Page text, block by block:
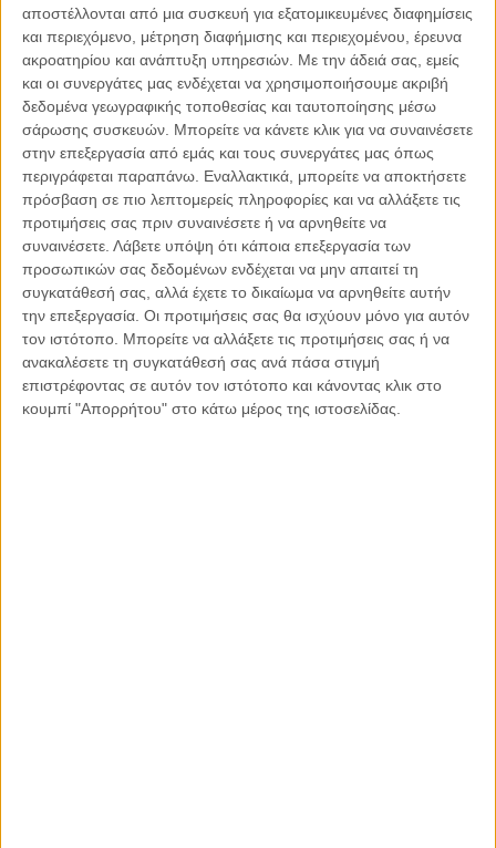
αποστέλλονται από μια συσκευή για εξατομικευμένες διαφημίσεις
και περιεχόμενο, μέτρηση διαφήμισης και περιεχομένου, έρευνα
ακροατηρίου και ανάπτυξη υπηρεσιών. Με την άδειά σας, εμείς
και οι συνεργάτες μας ενδέχεται να χρησιμοποιήσουμε ακριβή
δεδομένα γεωγραφικής τοποθεσίας και ταυτοποίησης μέσω
σάρωσης συσκευών. Μπορείτε να κάνετε κλικ για να συναινέσετε
στην επεξεργασία από εμάς και τους συνεργάτες μας όπως
περιγράφεται παραπάνω. Εναλλακτικά, μπορείτε να αποκτήσετε
πρόσβαση σε πιο λεπτομερείς πληροφορίες και να αλλάξετε τις
προτιμήσεις σας πριν συναινέσετε ή να αρνηθείτε να
συναινέσετε. Λάβετε υπόψη ότι κάποια επεξεργασία των
προσωπικών σας δεδομένων ενδέχεται να μην απαιτεί τη
συγκατάθεσή σας, αλλά έχετε το δικαίωμα να αρνηθείτε αυτήν
την επεξεργασία. Οι προτιμήσεις σας θα ισχύουν μόνο για αυτόν
τον ιστότοπο. Μπορείτε να αλλάξετε τις προτιμήσεις σας ή να
ανακαλέσετε τη συγκατάθεσή σας ανά πάσα στιγμή
επιστρέφοντας σε αυτόν τον ιστότοπο και κάνοντας κλικ στο
κουμπί "Απορρήτου" στο κάτω μέρος της ιστοσελίδας.
μέρος μου τις αδυναμίες μου (όχι απέναντι), είναι οκ που δεν
έχω πάντα δίκιο, λέω ΚΑΙ όχι στις διαθέσεις των άλλων που
θέλουν να με ορίσουν, παραδέχομαι τα συναισθήματά μου
χωρίς φόβο και πάθος, έχω λιγότερο ενδιαφέρον για τα
μεγαλόπνοα σχέδια αλλά τρελή δίψα για το σήμερα, το
τώρα! Δεν ξέρω πώς να το χαρακτηρίσω όλο αυτό αλλά
είναι ΥΠΕΡΟΧΟ!! Και όσο πιστεύεις σε κάτι, ο,τιδήποτε, τόσο
θα αντλείς δύναμη και θα πορεύεσαι με τον τρόπο που
επιθυμείς. Προσωπικά πιστεύω στη βαθιά αγάπη και σε έναν
κόσμο αλληλέγγυο, όπου η καλοσύνη θα είναι τρόπος ζωής!
#cancersurvivor #togetherwecan
Κοινοποιήστε:
Facebook X LinkedIn WhatsApp